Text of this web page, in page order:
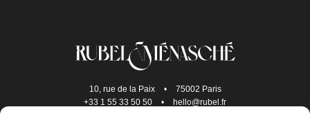
10, rue de la Paix •
75002 Paris
+33 1 55 33 50 50
• hello@rubel.fr